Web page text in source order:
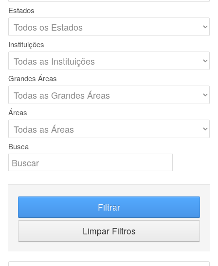
Estados
Instituições
Grandes Áreas
Áreas
Busca
Filtrar
Limpar Filtros